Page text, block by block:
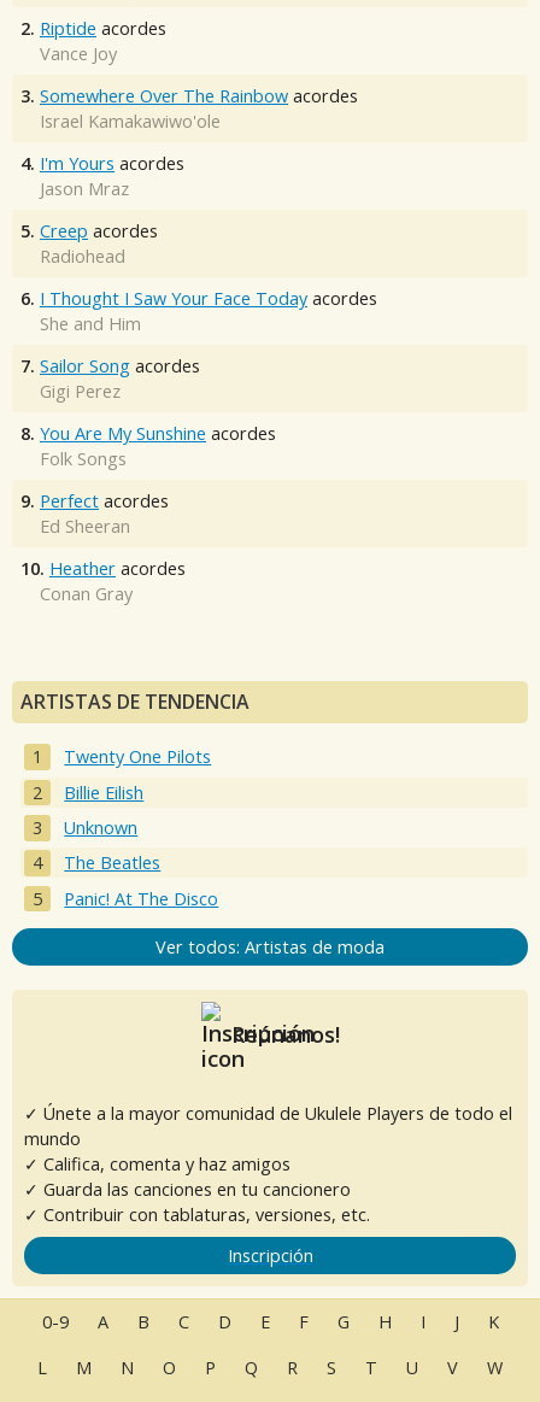
2. Riptide acordes
Vance Joy
3. Somewhere Over The Rainbow acordes
Israel Kamakawiwo'ole
4. I'm Yours acordes
Jason Mraz
5. Creep acordes
Radiohead
6. I Thought I Saw Your Face Today acordes
She and Him
7. Sailor Song acordes
Gigi Perez
8. You Are My Sunshine acordes
Folk Songs
9. Perfect acordes
Ed Sheeran
10. Heather acordes
Conan Gray
ARTISTAS DE TENDENCIA
Twenty One Pilots
Billie Eilish
Unknown
The Beatles
Panic! At The Disco
Ver todos: Artistas de moda
Reúnanos!
✓ Únete a la mayor comunidad de Ukulele Players de todo el
mundo
✓ Califica, comenta y haz amigos
✓ Guarda las canciones en tu cancionero
✓ Contribuir con tablaturas, versiones, etc.
Inscripción
0-9 A B C D E F G H I J
K
L
M N O P Q R S T U V
W